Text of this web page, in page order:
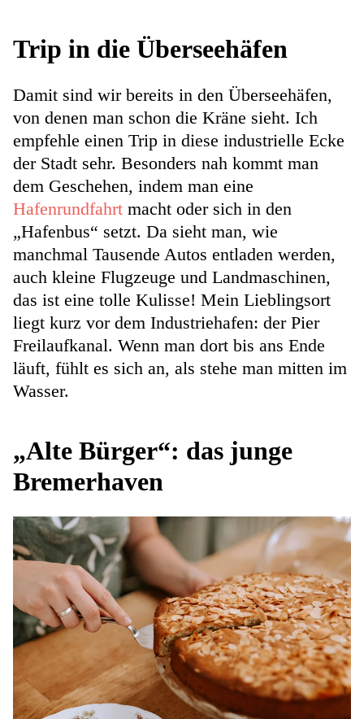
Trip in die Überseehäfen
Damit sind wir bereits in den Überseehäfen,
von denen man schon die Kräne sieht. Ich
empfehle einen Trip in diese industrielle Ecke
der Stadt sehr. Besonders nah kommt man
dem Geschehen, indem man eine
Hafenrundfahrt macht oder sich in den
„Hafenbus“ setzt. Da sieht man, wie
manchmal Tausende Autos entladen werden,
auch kleine Flugzeuge und Landmaschinen,
das ist eine tolle Kulisse! Mein Lieblingsort
liegt kurz vor dem Industriehafen: der Pier
Freilaufkanal. Wenn man dort bis ans Ende
läuft, fühlt es sich an, als stehe man mitten im
Wasser.
„Alte Bürger“: das junge
Bremerhaven